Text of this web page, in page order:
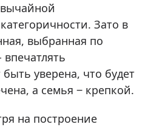
Зато в
выбранная по
уверена, что будет
а семья ‒ крепкой.
на построение